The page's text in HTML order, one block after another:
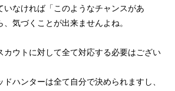
いなければ「このようなチャンスがあ
気づくことが出来ませんよね。
カウトに対して全て対応する必要はござい
ハンターは全て自分で決められますし、